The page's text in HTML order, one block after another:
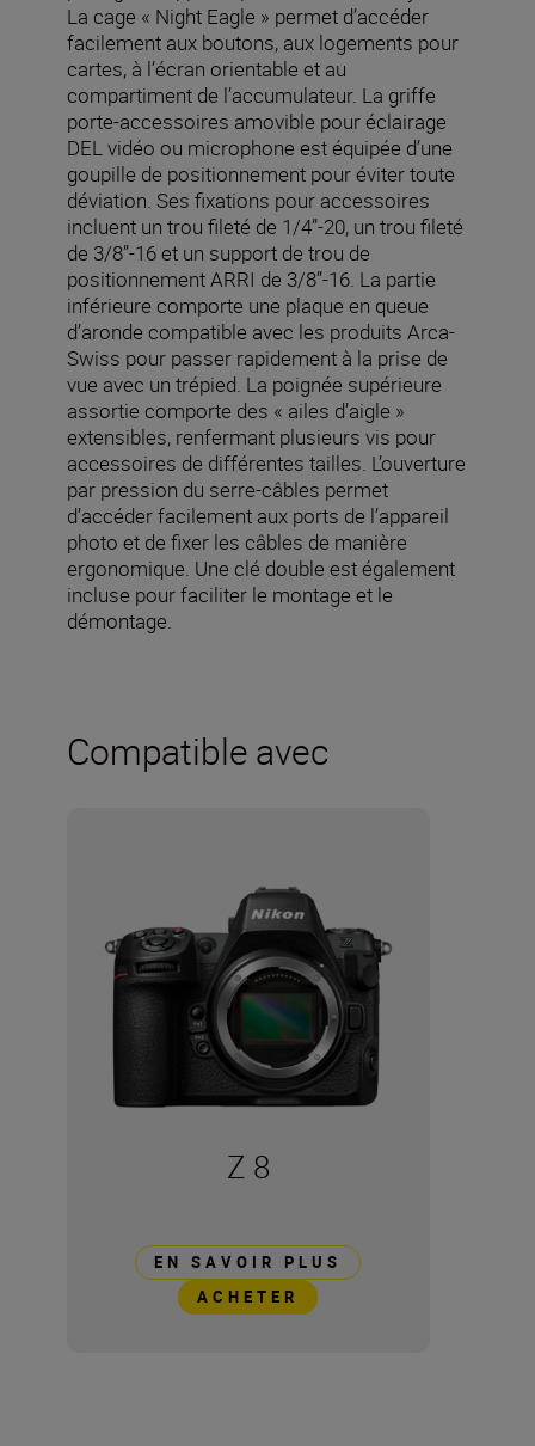
La cage « Night Eagle » permet d’accéder
facilement aux boutons, aux logements pour
cartes, à l’écran orientable et au
compartiment de l’accumulateur. La griffe
porte-accessoires amovible pour éclairage
DEL vidéo ou microphone est équipée d’une
goupille de positionnement pour éviter toute
déviation. Ses fixations pour accessoires
incluent un trou fileté de 1/4”-20, un trou fileté
de 3/8”-16 et un support de trou de
positionnement ARRI de 3/8”-16. La partie
inférieure comporte une plaque en queue
d’aronde compatible avec les produits Arca-
Swiss pour passer rapidement à la prise de
vue avec un trépied. La poignée supérieure
assortie comporte des « ailes d’aigle »
extensibles, renfermant plusieurs vis pour
accessoires de différentes tailles. L’ouverture
par pression du serre-câbles permet
d’accéder facilement aux ports de l’appareil
photo et de fixer les câbles de manière
ergonomique. Une clé double est également
incluse pour faciliter le montage et le
démontage.
Compatible avec
Z 8
EN SAVOIR PLUS
ACHETER